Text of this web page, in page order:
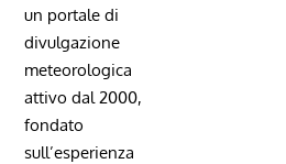
un portale di
divulgazione
meteorologica
attivo dal 2000,
fondato
sull’esperienza